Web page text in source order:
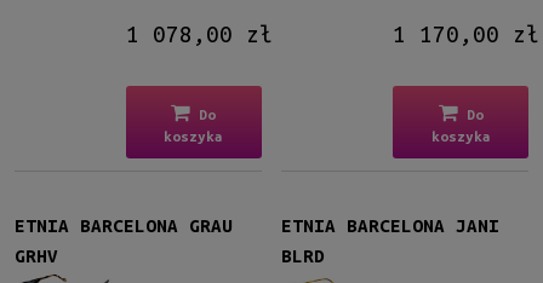
1 078,00 zł
Do
koszyka
1 170,00 zł
Do
koszyka
ETNIA BARCELONA GRAU
GRHV
ETNIA BARCELONA JANI
BLRD